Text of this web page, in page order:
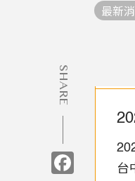
最新
SHARE
台